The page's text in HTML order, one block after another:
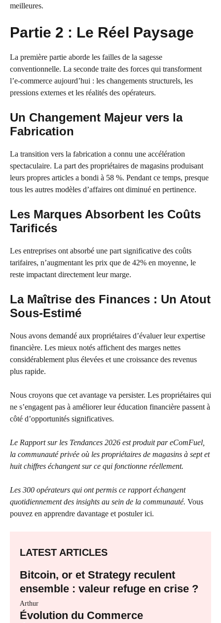
meilleures.
Partie 2 : Le Réel Paysage
La première partie aborde les failles de la sagesse
conventionnelle. La seconde traite des forces qui transforment
l’e-commerce aujourd’hui : les changements structurels, les
pressions externes et les réalités des opérateurs.
Un Changement Majeur vers la
Fabrication
La transition vers la fabrication a connu une accélération
spectaculaire. La part des propriétaires de magasins produisant
leurs propres articles a bondi à 58 %. Pendant ce temps, presque
tous les autres modèles d’affaires ont diminué en pertinence.
Les Marques Absorbent les Coûts
Tarificés
Les entreprises ont absorbé une part significative des coûts
tarifaires, n’augmentant les prix que de 42% en moyenne, le
reste impactant directement leur marge.
La Maîtrise des Finances : Un Atout
Sous-Estimé
Nous avons demandé aux propriétaires d’évaluer leur expertise
financière. Les mieux notés affichent des marges nettes
considérablement plus élevées et une croissance des revenus
plus rapide.
Nous croyons que cet avantage va persister. Les propriétaires qui
ne s’engagent pas à améliorer leur éducation financière passent à
côté d’opportunités significatives.
Le Rapport sur les Tendances 2026 est produit par eComFuel,
la communauté privée où les propriétaires de magasins à sept et
huit chiffres échangent sur ce qui fonctionne réellement.
Les 300 opérateurs qui ont permis ce rapport échangent
quotidiennement des insights au sein de la communauté. Vous
pouvez en apprendre davantage et postuler ici.
LATEST ARTICLES
Bitcoin, or et Strategy reculent
ensemble : valeur refuge en crise ?
Arthur
Évolution du Commerce